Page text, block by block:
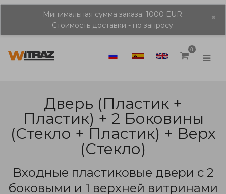
Минимальная сумма заказа: 1000 EUR.
Стоимость доставки - по запросу.
×
0
Дверь (пластик +
Пластик) + 2 Боковины
(стекло + Пластик) + Верх
(стекло)
Входные пластиковые двери с 2
боковыми и 1 верхней витринами